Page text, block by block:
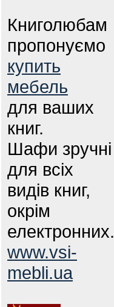
Книголюбам
пропонуємо
купить
мебель
для ваших
книг.
Шафи зручні
для всіх
видів книг,
окрім
електронних.
www.vsi-
mebli.ua